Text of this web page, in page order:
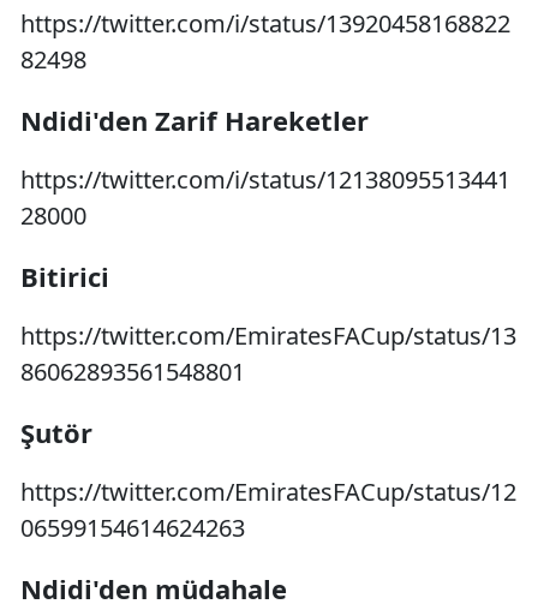
https://twitter.com/i/status/13920458168822
82498
Ndidi'den Zarif Hareketler
https://twitter.com/i/status/12138095513441
28000
Bitirici
https://twitter.com/EmiratesFACup/status/13
86062893561548801
Şutör
https://twitter.com/EmiratesFACup/status/12
06599154614624263
Ndidi'den müdahale